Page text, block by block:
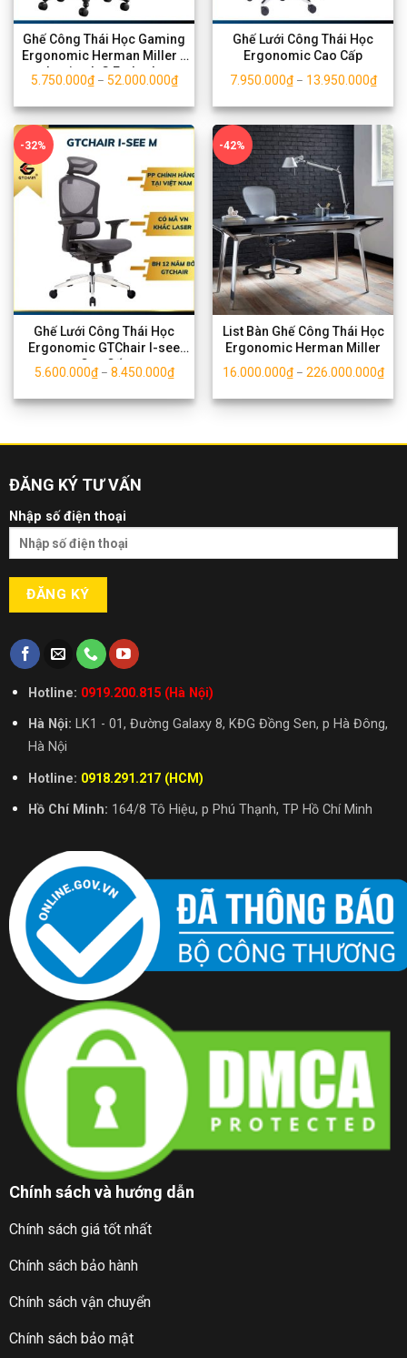
Ghế Công Thái Học Gaming
Ergonomic Herman Miller x
Logitech G Embody
5.750.000₫– 52.000.000₫
Ghế Lưới Công Thái Học
Ergonomic Cao Cấp
7.950.000₫– 13.950.000₫
-32%
Ghế Lưới Công Thái Học
Ergonomic GTChair I-see
Cao Cấp
5.600.000₫– 8.450.000₫
-42%
List Bàn Ghế Công Thái Học
Ergonomic Herman Miller
16.000.000₫– 226.000.000₫
ĐĂNG KÝ TƯ VẤN
Nhập số điện thoại
Hotline: 0919.200.815 (Hà Nội)
Hà Nội: LK1 - 01, Đường Galaxy 8, KĐG Đồng Sen, p Hà Đông,
Hà Nội
Hotline: 0918.291.217 (HCM)
Hồ Chí Minh: 164/8 Tô Hiệu, p Phú Thạnh, TP Hồ Chí Minh
Chính sách và hướng dẫn
Chính sách giá tốt nhất
Chính sách bảo hành
Chính sách vận chuyển
Chính sách bảo mật